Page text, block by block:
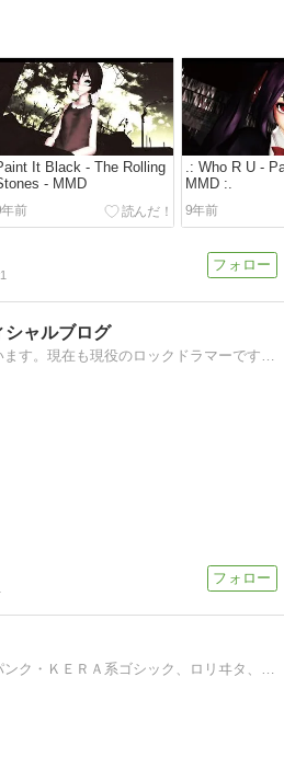
It Black - The Rolling
- MMD
前
.: Who R U -
MMD :.
9年前
1
シャルブログ
様々な問題提議をしています。現在も現役のロックドラマーです。色んな多様性のある価値観を尊重し、共有する価値観を創っていきたと想いながら色んな事を書き綴っています
ゴシック・ロリィタ・パンク・ＫＥＲＡ系ゴシック、ロリヰタ、パンク、ＫＥＲＡ系ファッションのアイテムを発掘するよ！